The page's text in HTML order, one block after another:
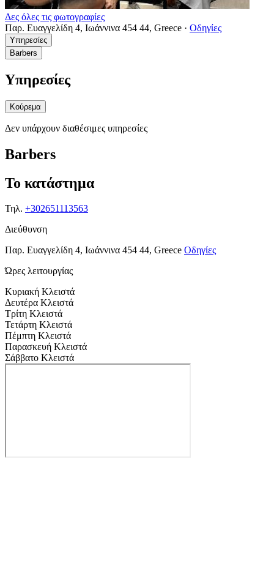
Δες όλες τις φωτογραφίες
Παρ. Ευαγγελίδη 4, Ιωάννινα 454 44, Greece · Οδηγίες
Υπηρεσίες
Barbers
Υπηρεσίες
Κούρεμα
Δεν υπάρχουν διαθέσιμες υπηρεσίες
Barbers
Το κατάστημα
Τηλ. +302651113563
Διεύθυνση
Παρ. Ευαγγελίδη 4, Ιωάννινα 454 44, Greece Οδηγίες
Ώρες λειτουργίας
Κυριακή Κλειστά
Δευτέρα Κλειστά
Τρίτη Κλειστά
Τετάρτη Κλειστά
Πέμπτη Κλειστά
Παρασκευή Κλειστά
Σάββατο Κλειστά